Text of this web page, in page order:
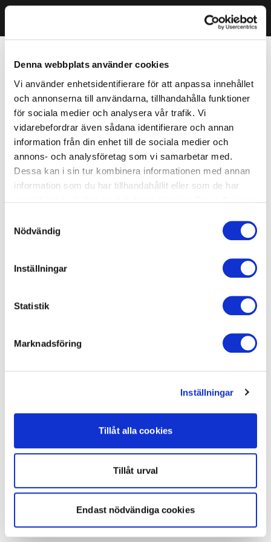
Denna webbplats använder cookies
Vi använder enhetsidentifierare för att anpassa innehållet
och annonserna till användarna, tillhandahålla funktioner
för sociala medier och analysera vår trafik. Vi
vidarebefordrar även sådana identifierare och annan
information från din enhet till de sociala medier och
annons- och analysföretag som vi samarbetar med.
Dessa kan i sin tur kombinera informationen med annan
information som du har tillhandahållit eller som de har
Nödvändig
Inställningar
Statistik
Marknadsföring
Inställningar
Tillåt alla cookies
Tillåt urval
Endast nödvändiga cookies